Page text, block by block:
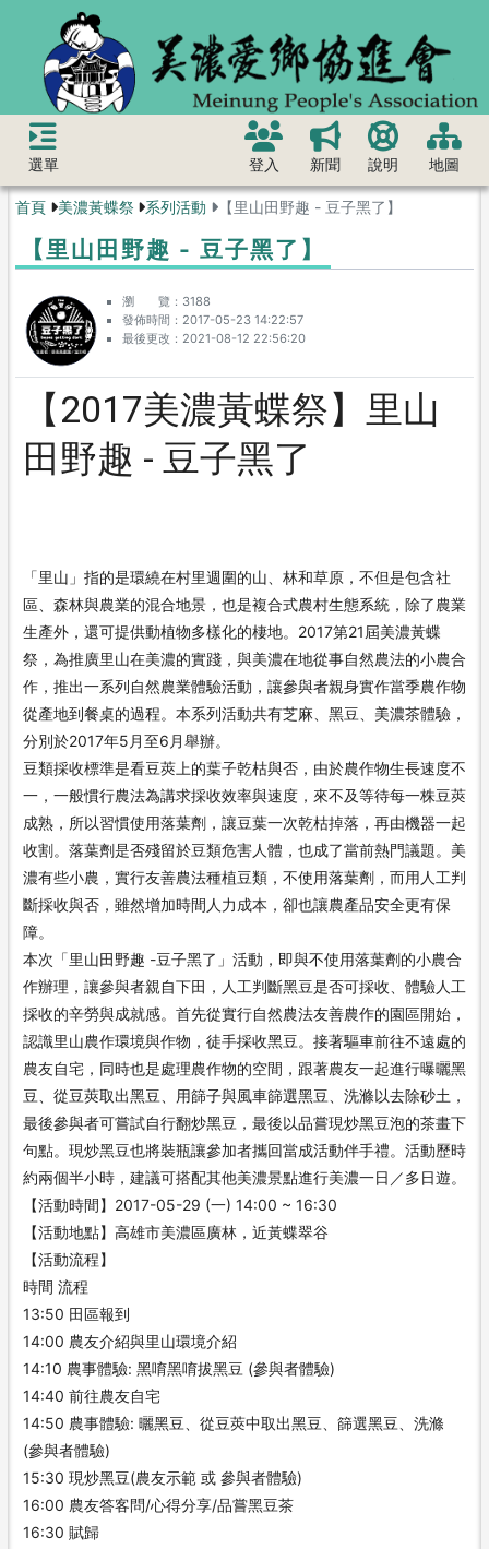
選單 登入 新聞 說明 地圖
首頁 美濃黃蝶祭 系列活動 【里山田野趣 - 豆子黑了】
【里山田野趣 - 豆子黑了】
瀏 覽
3188
發佈時間
2017-05-23 14:22:57
最後更改
2021-08-12 22:56:20
【2017美濃黃蝶祭】里山
田野趣 - 豆子黑了
「里山」指的是環繞在村里週圍的山、林和草原，不但是包含社
區、森林與農業的混合地景，也是複合式農村生態系統，除了農業
生產外，還可提供動植物多樣化的棲地。2017第21屆美濃黃蝶
祭，為推廣里山在美濃的實踐，與美濃在地從事自然農法的小農合
作，推出一系列自然農業體驗活動，讓參與者親身實作當季農作物
從產地到餐桌的過程。本系列活動共有芝麻、黑豆、美濃茶體驗，
分別於2017年5月至6月舉辦。
豆類採收標準是看豆莢上的葉子乾枯與否，由於農作物生長速度不
一，一般慣行農法為講求採收效率與速度，來不及等待每一株豆莢
成熟，所以習慣使用落葉劑，讓豆葉一次乾枯掉落，再由機器一起
收割。落葉劑是否殘留於豆類危害人體，也成了當前熱門議題。美
濃有些小農，實行友善農法種植豆類，不使用落葉劑，而用人工判
斷採收與否，雖然增加時間人力成本，卻也讓農產品安全更有保
障。
本次「里山田野趣 -豆子黑了」活動，即與不使用落葉劑的小農合
作辦理，讓參與者親自下田，人工判斷黑豆是否可採收、體驗人工
採收的辛勞與成就感。首先從實行自然農法友善農作的園區開始，
認識里山農作環境與作物，徒手採收黑豆。接著驅車前往不遠處的
農友自宅，同時也是處理農作物的空間，跟著農友一起進行曝曬黑
豆、從豆莢取出黑豆、用篩子與風車篩選黑豆、洗滌以去除砂土，
最後參與者可嘗試自行翻炒黑豆，最後以品嘗現炒黑豆泡的茶畫下
句點。現炒黑豆也將裝瓶讓參加者攜回當成活動伴手禮。活動歷時
約兩個半小時，建議可搭配其他美濃景點進行美濃一日／多日遊。
【活動時間】2017-05-29 (一) 14:00 ~ 16:30
【活動地點】高雄市美濃區廣林，近黃蝶翠谷
【活動流程】
時間 流程
13:50 田區報到
14:00 農友介紹與里山環境介紹
14:10 農事體驗: 黑唷黑唷拔黑豆 (參與者體驗)
14:40 前往農友自宅
14:50 農事體驗: 曬黑豆、從豆莢中取出黑豆、篩選黑豆、洗滌
(參與者體驗)
15:30 現炒黑豆(農友示範 或 參與者體驗)
16:00 農友答客問/心得分享/品嘗黑豆茶
16:30 賦歸